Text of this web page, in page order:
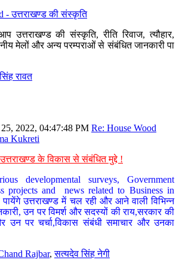
- उत्तराखण्ड की संस्कृति
उत्तराखण्ड की संस्कृति, रीति रिवाज, त्यौहार,
मेलों और अन्य परम्पराओं से संबंधित जानकारी पा
रावत
25, 2022, 04:47:48 PM Re: House Wood
Kukreti
के विकास से संबंधित मुद्दे !
developmental surveys, Government
projects and news related to Business in
उत्तराखण्ड में चल रही और आने वाली विभिन्न
उन पर विमर्श और सदस्यों की राय,सरकार की
उन पर चर्चा,विकास संबंधी समाचार और उनका
Rajbar,सत्यदेव सिंह नेगी